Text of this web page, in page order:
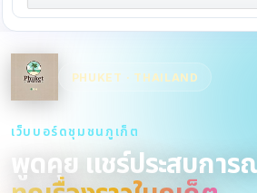
PHUKET · THAILAND
เว็บบอร์ดชุมชนภูเก็ต
พูดคุย แชร์ประสบการ